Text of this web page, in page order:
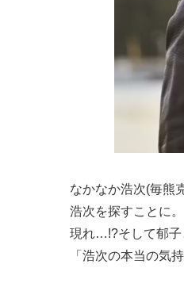
なかなか浩次(毎熊
浩次を探すことに
現れ…!?そして郁子
「浩次の本当の気